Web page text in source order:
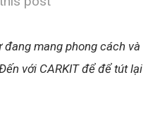
mang phong cách và
với CARKIT để để tút lại